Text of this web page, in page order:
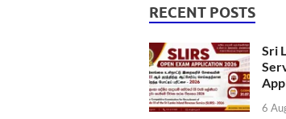
RECENT POSTS
Sri
6